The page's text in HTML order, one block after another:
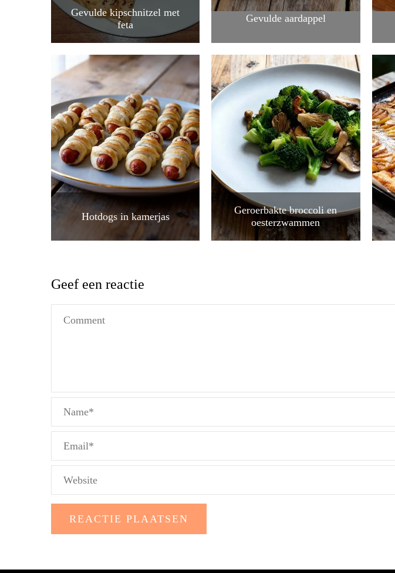
Gevulde kipschnitzel met
feta
Gevulde aardappel
Hotdogs in kamerjas
Geroerbakte broccoli en
oesterzwammen
Geef een reactie